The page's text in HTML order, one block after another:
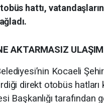
hattı,
AKTARMASIZ
Kocaeli
direkt otobüs hatları
Başkanlığı